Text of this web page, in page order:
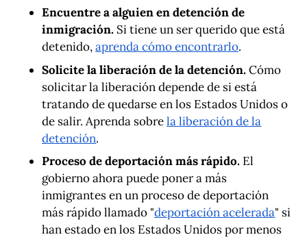
Encuentre a alguien en detención de
inmigración. Si tiene un ser querido que está
detenido,aprenda cómo encontrarlo.
Solicite la liberación de la detención.Cómo
solicitar la liberación depende de si está
tratando de quedarse en los Estados Unidos o
de salir. Aprenda sobrela liberación de la
detención.
Proceso de deportación más rápido. El
gobierno ahora puede poner a más
inmigrantes en un proceso de deportación
más rápido llamado "deportación acelerada" si
han estado en los Estados Unidos por menos